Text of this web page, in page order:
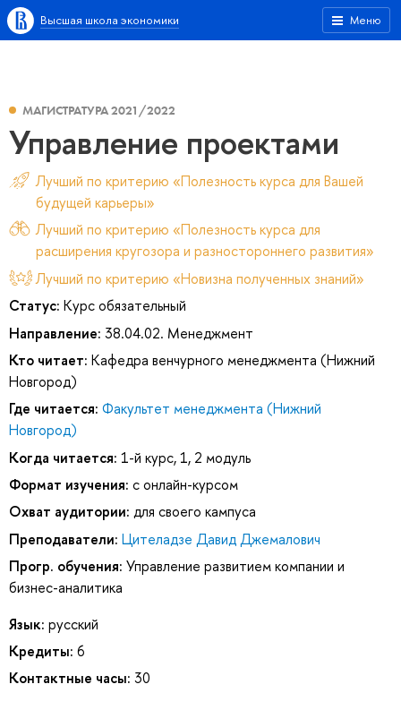
Меню
Высшая школа экономики
МАГИСТРАТУРА 2021/2022
Управление проектами
Лучший по критерию «Полезность курса для Вашей
будущей карьеры»
Лучший по критерию «Полезность курса для
расширения кругозора и разностороннего развития»
Лучший по критерию «Новизна полученных знаний»
Статус: Курс обязательный
Направление: 38.04.02. Менеджмент
Кто читает: Кафедра венчурного менеджмента (Нижний
Новгород)
Где читается: Факультет менеджмента (Нижний
Новгород)
Когда читается: 1-й курс, 1, 2 модуль
Формат изучения: с онлайн-курсом
Охват аудитории: для своего кампуса
Преподаватели: Цителадзе Давид Джемалович
Прогр. обучения: Управление развитием компании и
бизнес-аналитика
Язык: русский
Кредиты: 6
Контактные часы: 30